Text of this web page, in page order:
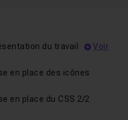
du travail Voir
en place des icônes
en place du CSS 2/2